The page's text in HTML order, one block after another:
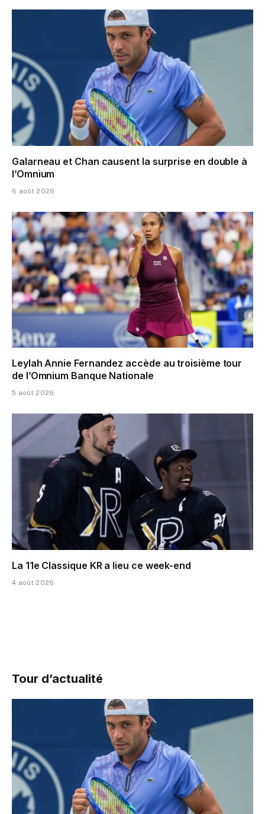
Galarneau et Chan causent la surprise en double à
l’Omnium
6 août 2026
Leylah Annie Fernandez accède au troisième tour
de l’Omnium Banque Nationale
5 août 2026
La 11e Classique KR a lieu ce week-end
4 août 2026
Tour d’actualité